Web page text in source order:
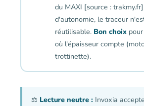
du MAXI [source :
d'autonomie, le traceur
réutilisable. Bon choixpour
où l'épaisseur compte
trottinette).
⚖️ Lecture neutre : Invoxia